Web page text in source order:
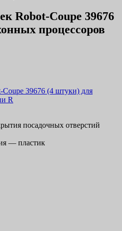
Robot-Coupe 39676
процессоров
посадочных отверстий
— пластик